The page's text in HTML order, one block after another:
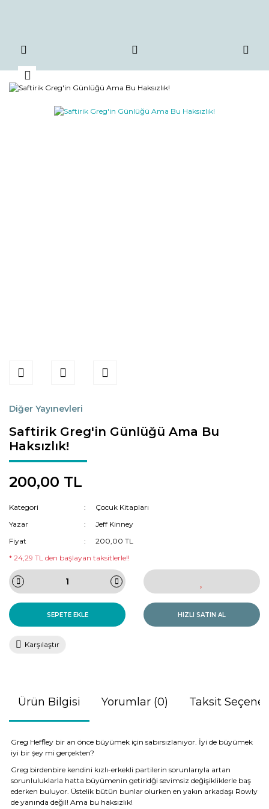
Diğer Yayınevleri
Saftirik Greg'in Günlüğü Ama Bu
Haksızlık!
200,00 TL
Kategori
Çocuk Kitapları
Yazar
Jeff Kinney
Fiyat
200,00 TL
* 24,29 TL den başlayan taksitlerle!!
SEPETE EKLE HIZLI SATIN AL
Karşılaştır
Ürün Bilgisi Yorumlar (0) Taksit
Greg Heffley bir an önce büyümek için sabırsızlanıyor. İyi de büyümek
iyi bir şey mi gerçekten?
Greg birdenbire kendini kızlı-erkekli partilerin sorunlarıyla artan
sorunluluklarla hatta büyümenin getiridği sevimsiz değişikliklerle baş
ederken buluyor. Üstelik bütün bunlar olurken en yakın arkadaşı Rowly
de yanında değil! Ama bu haksızlık!